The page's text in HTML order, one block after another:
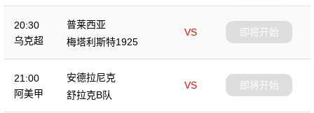
20:30
乌克超
普莱西亚
VS
梅塔利斯特1925
即将开始
21:00
阿美甲
安德拉尼克
VS
舒拉克B队
即将开始